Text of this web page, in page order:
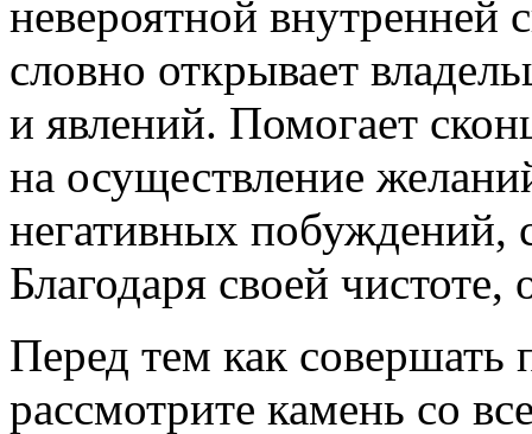
невероятной внутренней
словно открывает
и явлений. Помогает
на осуществление
негативных побуждений,
Благодаря своей
Перед тем как совершать
рассмотрите камень со